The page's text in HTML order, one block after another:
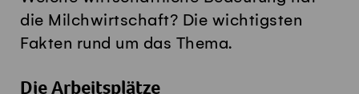
die Milchwirtschaft? Die wichtigsten
Fakten rund um das Thema.